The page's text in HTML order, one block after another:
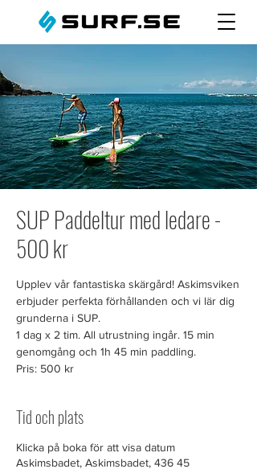
SUP Paddeltur med ledare -
500 kr
Upplev vår fantastiska skärgård! Askimsviken
erbjuder perfekta förhållanden och vi lär dig
grunderna i SUP.
1 dag x 2 tim. All utrustning ingår. 15 min
genomgång och 1h 45 min paddling.
Pris: 500 kr
Tid och plats
Klicka på boka för att visa datum
Askimsbadet, Askimsbadet, 436 45